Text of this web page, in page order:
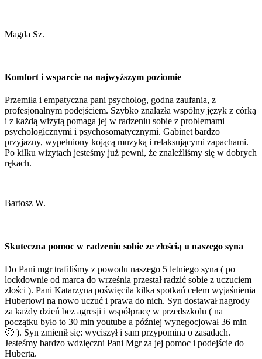
Magda Sz.
Komfort i wsparcie na najwyższym poziomie
Przemiła i empatyczna pani psycholog, godna zaufania, z
profesjonalnym podejściem. Szybko znalazła wspólny język z córką
i z każdą wizytą pomaga jej w radzeniu sobie z problemami
psychologicznymi i psychosomatycznymi. Gabinet bardzo
przyjazny, wypełniony kojącą muzyką i relaksującymi zapachami.
Po kilku wizytach jesteśmy już pewni, że znaleźliśmy się w dobrych
rękach.
Bartosz W.
Skuteczna pomoc w radzeniu sobie ze złością u naszego syna
Do Pani mgr trafiliśmy z powodu naszego 5 letniego syna ( po
lockdownie od marca do września przestał radzić sobie z uczuciem
złości ). Pani Katarzyna poświęcila kilka spotkań celem wyjaśnienia
Hubertowi na nowo uczuć i prawa do nich. Syn dostawał nagrody
za każdy dzień bez agresji i współpracę w przedszkolu ( na
początku było to 30 min youtube a później wynegocjował 36 min
🙂 ). Syn zmienił się: wyciszył i sam przypomina o zasadach.
Jesteśmy bardzo wdzięczni Pani Mgr za jej pomoc i podejście do
Huberta.